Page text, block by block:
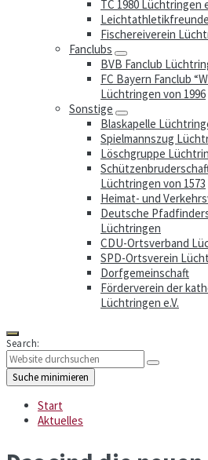
TC 1980 Lüchtringen
Leichtathletikfreunde
Fischereiverein
Fanclubs
BVB Fanclub
FC Bayern Fanclub
Lüchtringen von 1996
Sonstige
Blaskapelle
Spielmannszug
Löschgruppe
Lüchtringen von 1573
Heimat- und
Deutsche
Lüchtringen
CDU-Ortsverband
SPD-Ortsverein
Dorfgemeinschaft
Förderverein der
Lüchtringen e.V.
Search:
Suche minimieren
Start
Aktuelles